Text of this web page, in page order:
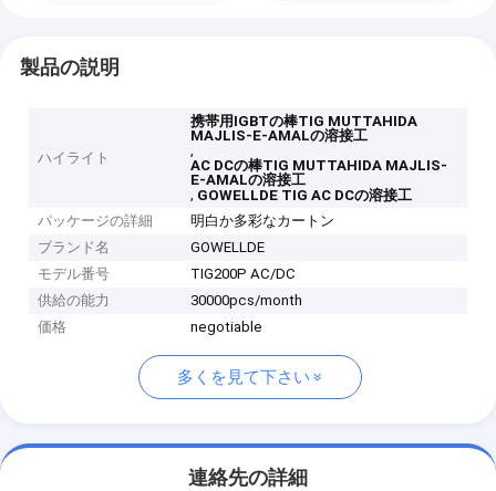
製品の説明
ハイライト
携帯用IGBTの棒TIG MUTTAHIDA
MAJLIS-E-AMALの溶接工
,
AC DCの棒TIG MUTTAHIDA MAJLIS-
E-AMALの溶接工
, GOWELLDE TIG AC DCの溶接工
パッケージの詳細
明白か多彩なカートン
ブランド名
GOWELLDE
モデル番号
TIG200P AC/DC
供給の能力
30000pcs/month
価格
negotiable
多くを見て下さい
連絡先の詳細